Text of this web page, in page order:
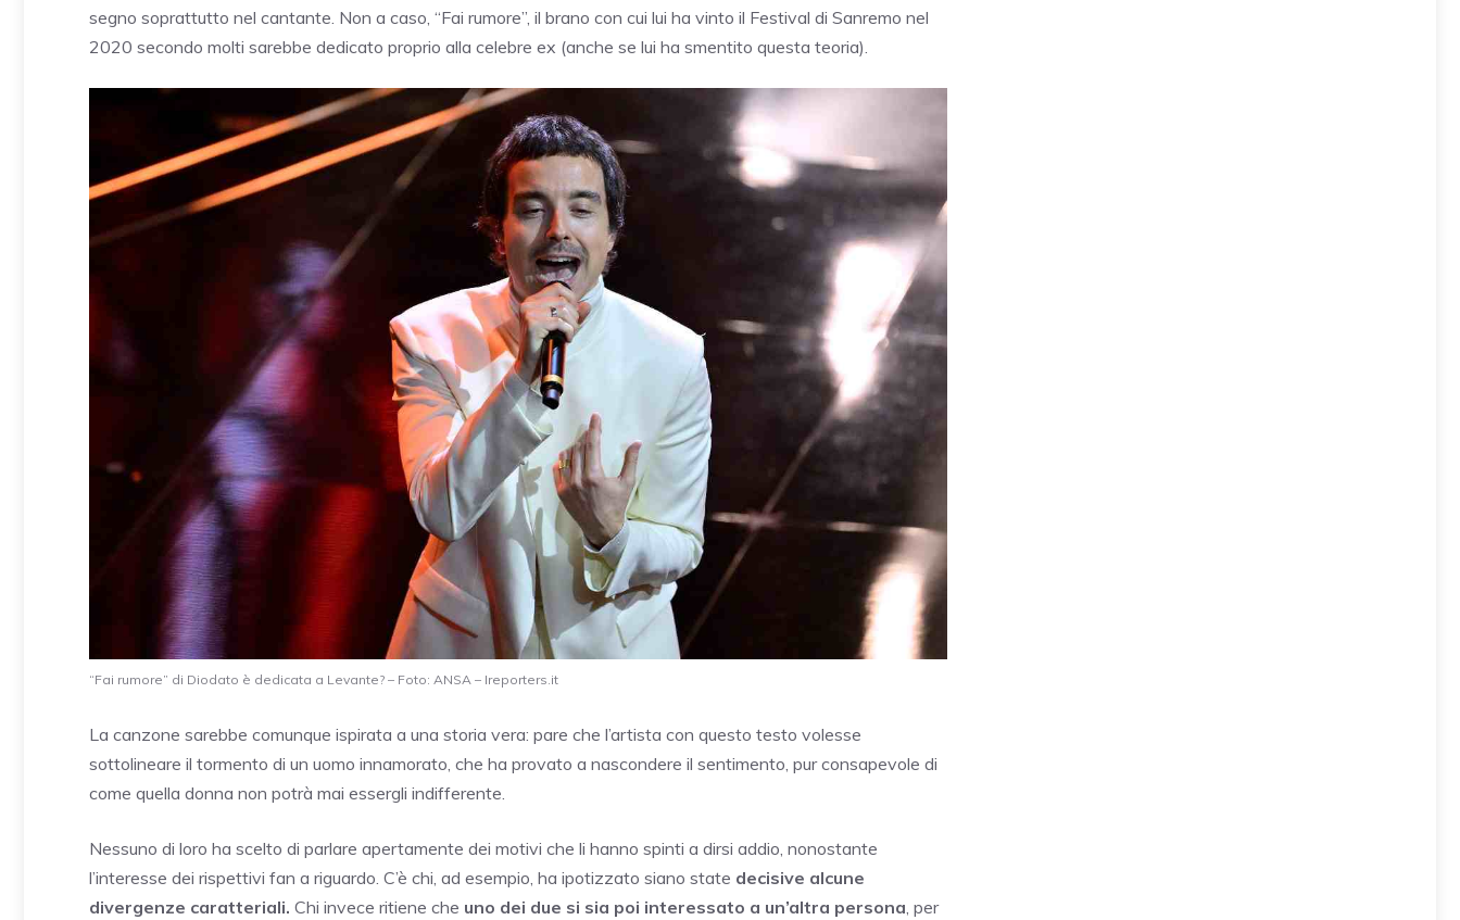
segno soprattutto nel cantante. Non a caso, “Fai rumore”, il brano con cui lui ha vinto il Festival di Sanremo nel
2020 secondo molti sarebbe dedicato proprio alla celebre ex (anche se lui ha smentito questa teoria).
“Fai rumore” di Diodato è dedicata a Levante? – Foto: ANSA – Ireporters.it
La canzone sarebbe comunque ispirata a una storia vera: pare che l’artista con questo testo volesse
sottolineare il tormento di un uomo innamorato, che ha provato a nascondere il sentimento, pur consapevole di
come quella donna non potrà mai essergli indifferente.
Nessuno di loro ha scelto di parlare apertamente dei motivi che li hanno spinti a dirsi addio, nonostante
l’interesse dei rispettivi fan a riguardo. C’è chi, ad esempio, ha ipotizzato siano state decisive alcune
divergenze caratteriali. Chi invece ritiene che uno dei due si sia poi interessato a un’altra persona, per